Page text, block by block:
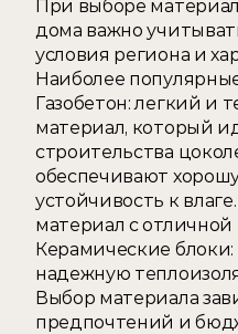
При выборе
дома важно
условия региона и
Наиболее
Газобетон: легкий и
материал, который
строительства
обеспечивают
устойчивость к
материал с
Керамические
надежную
Выбор материала
предпочтений и